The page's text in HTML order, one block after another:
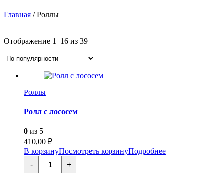
Главная / Роллы
В наличии
В продаже(0)
Текстовый поиск
Метки товаров
Отображение 1–16 из 39Сортировка:
популярности
Роллы
Ролл с лососем
0 из 5
410,00 ₽
В корзинуПосмотреть корзинуПодробнее
-
Количество
товара
Ролл
+